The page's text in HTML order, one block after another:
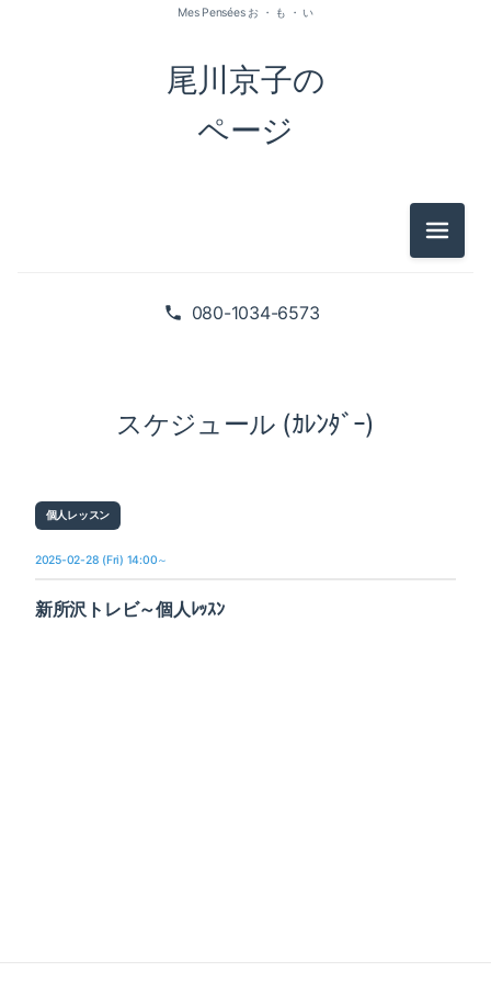
080-1034-6573
尾川京子の
ページ
Mes Pensées お ・ も ・ い
メニュ
スケジュール (ｶﾚﾝﾀﾞｰ)
個人レッスン
2025-02-28 (Fri) 14:00～
新所沢トレビ～個人ﾚｯｽﾝ